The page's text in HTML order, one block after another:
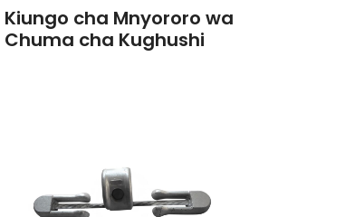
Kiungo cha Mnyororo wa
Chuma cha Kughushi